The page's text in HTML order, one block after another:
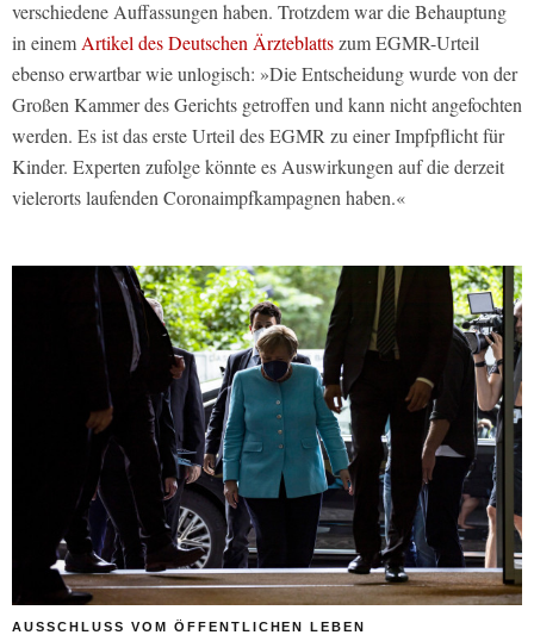
verschiedene Auffassungen haben. Trotzdem war die Behauptung
in einem Artikel des Deutschen Ärzteblattszum EGMR-Urteil
ebenso erwartbar wie unlogisch: »Die Entscheidung wurde von der
Großen Kammer des Gerichts getroffen und kann nicht angefochten
werden. Es ist das erste Urteil des EGMR zu einer Impfpflicht für
Kinder. Experten zufolge könnte es Auswirkungen auf die derzeit
vielerorts laufenden Coronaimpfkampagnen haben.«
AUSSCHLUSS VOM ÖFFENTLICHEN LEBEN